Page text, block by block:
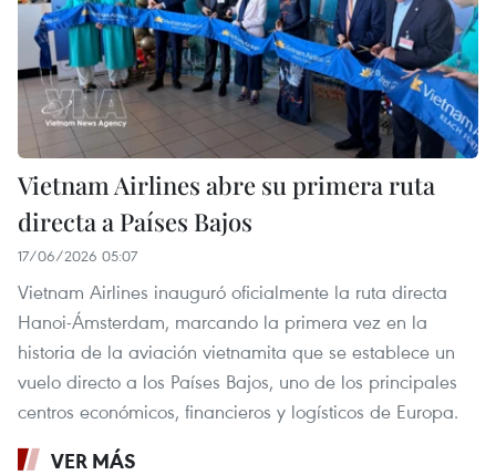
Vietnam Airlines abre su primera ruta
directa a Países Bajos
17/06/2026 05:07
Vietnam Airlines inauguró oficialmente la ruta directa
Hanoi-Ámsterdam, marcando la primera vez en la
historia de la aviación vietnamita que se establece un
vuelo directo a los Países Bajos, uno de los principales
centros económicos, financieros y logísticos de Europa.
VER MÁS